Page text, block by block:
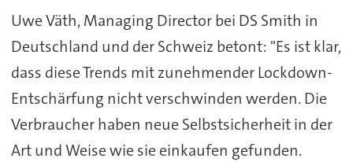
Uwe Väth, Managing Director bei DS Smith in
Deutschland und der Schweiz betont: "Es ist klar,
dass diese Trends mit zunehmender Lockdown-
Entschärfung nicht verschwinden werden. Die
Verbraucher haben neue Selbstsicherheit in der
Art und Weise wie sie einkaufen gefunden.